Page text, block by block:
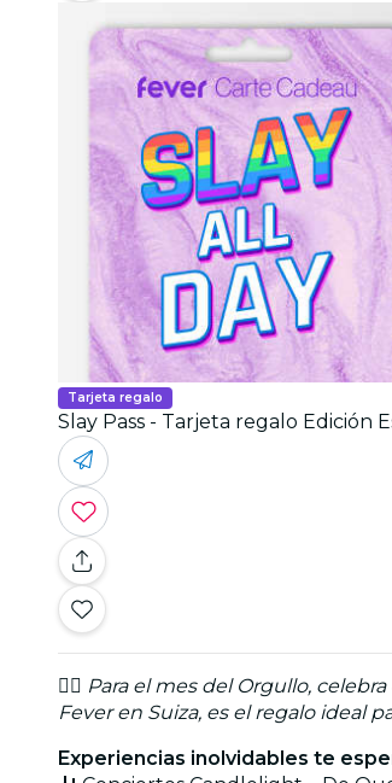
Tarjeta regalo
Slay Pass - Tarjeta regalo Edición
🏳️‍🌈 Para el mes del Orgullo,
Fever en Suiza, es el regalo ideal
Experiencias inolvidables te